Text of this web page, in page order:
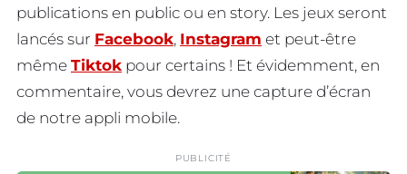
publications en public ou en story. Les jeux seront
lancés sur Facebook, Instagram et peut-être
même Tiktok pour certains ! Et évidemment, en
commentaire, vous devrez une capture d’écran
de notre appli mobile.
PUBLICITÉ